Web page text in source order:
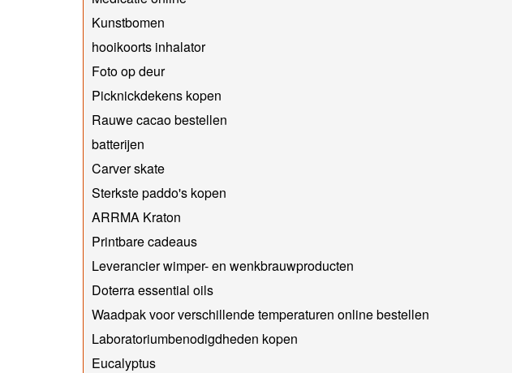
Kunstbomen
hooikoorts inhalator
Foto op deur
Picknickdekens kopen
Rauwe cacao bestellen
batterijen
Carver skate
Sterkste paddo's kopen
ARRMA Kraton
Printbare cadeaus
Leverancier wimper- en wenkbrauwproducten
Doterra essential oils
Waadpak voor verschillende temperaturen online bestellen
Laboratoriumbenodigdheden kopen
Eucalyptus